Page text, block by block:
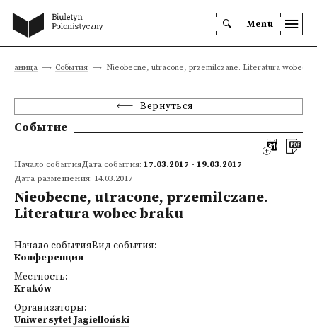
Menu
События Nieobecne, utracone, przemilczane. Literatura wobec
Вернуться
Событие
Начало событияДата события: 17.03.2017 - 19.03.2017
Дата размещения: 14.03.2017
Nieobecne, utracone, przemilczane.
Literatura wobec braku
Начало событияВид события:
Конференция
Местность:
Kraków
Организаторы:
Uniwersytet Jagielloński